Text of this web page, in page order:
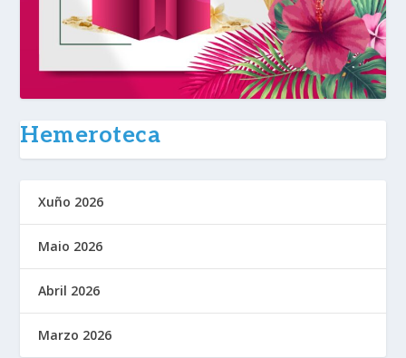
Hemeroteca
Xuño 2026
Maio 2026
Abril 2026
Marzo 2026